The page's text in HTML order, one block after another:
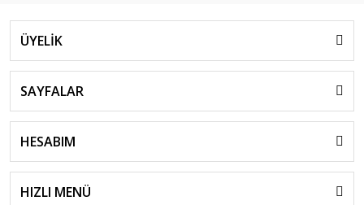
ÜYELİK
SAYFALAR
HESABIM
HIZLI MENÜ